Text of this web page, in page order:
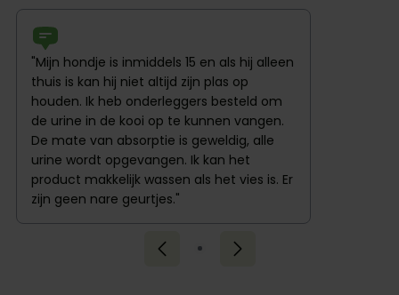
"Mijn hondje is inmiddels 15 en als hij alleen
thuis is kan hij niet altijd zijn plas op
houden. Ik heb onderleggers besteld om
de urine in de kooi op te kunnen vangen.
De mate van absorptie is geweldig, alle
urine wordt opgevangen. Ik kan het
product makkelijk wassen als het vies is. Er
zijn geen nare geurtjes."